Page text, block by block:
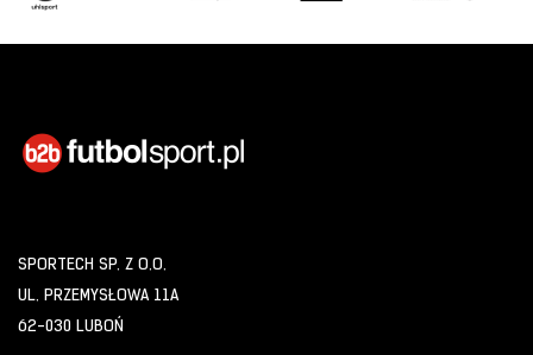
SPORTECH SP. Z O.O.
UL. PRZEMYSŁOWA 11A
62-030 LUBOŃ